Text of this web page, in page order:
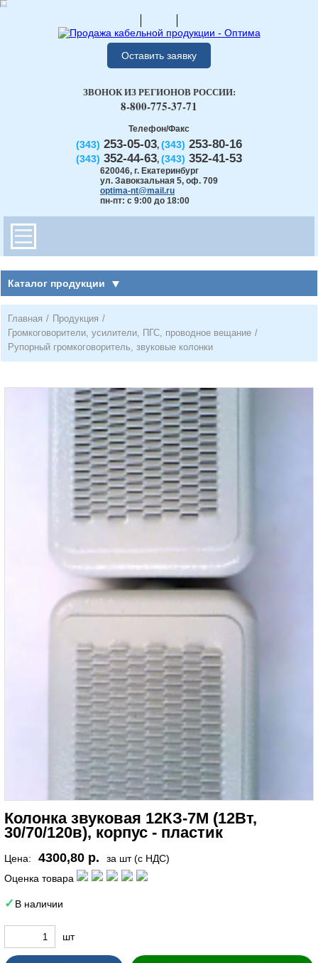
Оставить заявку
Телефон/Факс
(343) 253-05-03, (343) 253-80-16
(343) 352-44-63, (343) 352-41-53
620046, г. Екатеринбург
ул. Завокзальная 5, оф. 709
optima-nt@mail.ru
пн-пт: с 9:00 до 18:00
ЗВОНОК ИЗ РЕГИОНОВ РОССИИ:
8-800-775-37-71
Каталог продукции
Главная / Продукция /
Громкоговорители, усилители, ПГС, проводное вещание /
Рупорный громкоговоритель, звуковые колонки
Колонка звуковая 12КЗ-7М (12Вт,
30/70/120в), корпус - пластик
Цена: 4300,80 р.
за шт (с НДС)
Оценка товара
В наличии
шт